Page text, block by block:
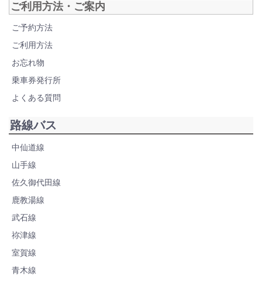
ご利用方法・ご案内
ご予約方法
ご利用方法
お忘れ物
乗車券発行所
よくある質問
路線バス
中仙道線
山手線
佐久御代田線
鹿教湯線
武石線
祢津線
室賀線
青木線